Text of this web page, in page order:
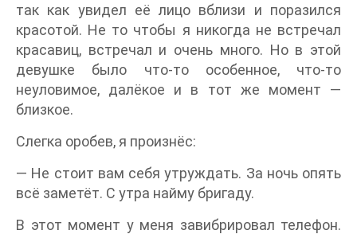
так как увидел её лицо вблизи и поразился
красотой. Не то чтобы я никогда не встречал
красавиц, встречал и очень много. Но в этой
девушке было что-то особенное, что-то
неуловимое, далёкое и в тот же момент —
близкое.
Слегка оробев, я произнёс:
— Не стоит вам себя утруждать. За ночь опять
всё заметёт. С утра найму бригаду.
В этот момент у меня завибрировал телефон.